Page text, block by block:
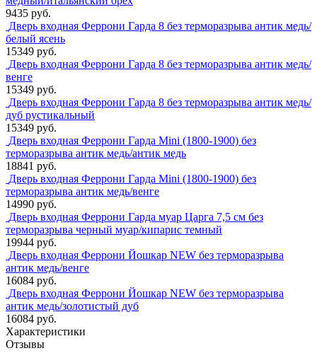
9435 руб.
Дверь входная Феррони Гарда 8 без терморазрыва антик медь/
белый ясень
15349 руб.
Дверь входная Феррони Гарда 8 без терморазрыва антик медь/
венге
15349 руб.
Дверь входная Феррони Гарда 8 без терморазрыва антик медь/
дуб рустикальный
15349 руб.
Дверь входная Феррони Гарда Mini (1800-1900) без
терморазрыва антик медь/антик медь
18841 руб.
Дверь входная Феррони Гарда Mini (1800-1900) без
терморазрыва антик медь/венге
14990 руб.
Дверь входная Феррони Гарда муар Царга 7,5 см без
терморазрыва черный муар/кипарис темный
19944 руб.
Дверь входная Феррони Йошкар NEW без терморазрыва
антик медь/венге
16084 руб.
Дверь входная Феррони Йошкар NEW без терморазрыва
антик медь/золотистый дуб
16084 руб.
Характеристики
Отзывы